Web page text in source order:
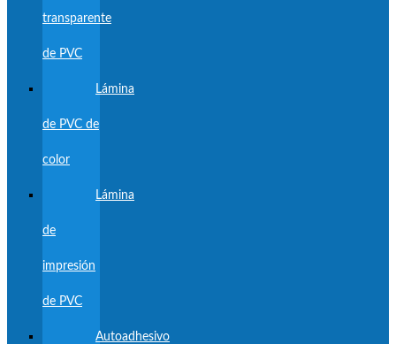
transparente
de PVC
Lámina
de PVC de
color
Lámina
de
impresión
de PVC
Autoadhesivo